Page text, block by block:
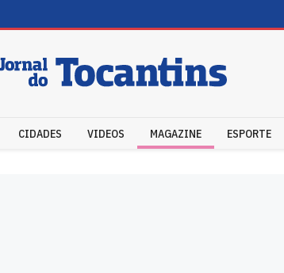
CIDADES VIDEOS MAGAZINE ESPORTE